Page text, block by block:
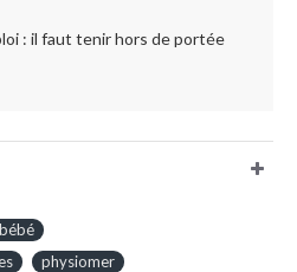
: il faut tenir hors de portée
physiomer